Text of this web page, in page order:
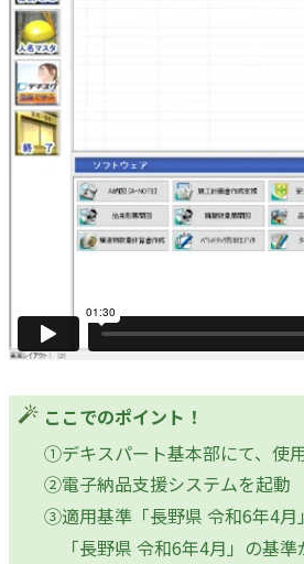
ここでのポイント！
①デキスパート基本部にて、使
②電子納品支援システムを起動
③適用基準「長野県 令和6年4月
「長野県 令和6年4月」の基準